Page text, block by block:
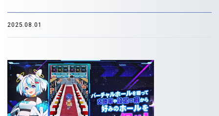
2025.08.01